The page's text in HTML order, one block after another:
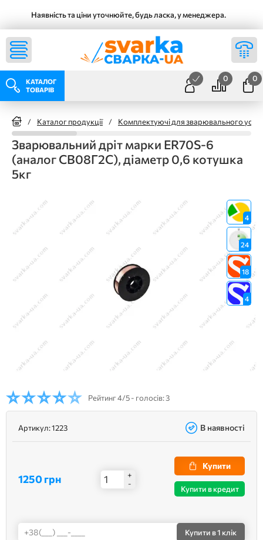
Наявність та ціни уточнюйте, будь ласка, у менеджера.
КАТАЛОГ
ТОВАРІВ
0 0
/ Каталог продукції / Комплектуючі для зварювального
Зварювальний дріт марки ER70S-6
(аналог СВ08Г2С), діаметр 0,6 котушка
5кг
4
24
18
4
Рейтинг4/5 - голосів: 3
Артикул:1223 В наявності
1250 грн
+
-
Купити
Купити в кредит
Купити в 1 клік